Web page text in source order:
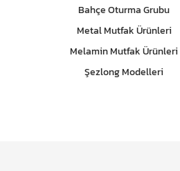
Bahçe Oturma Grubu
Metal Mutfak Ürünleri
Melamin Mutfak Ürünleri
Şezlong Modelleri